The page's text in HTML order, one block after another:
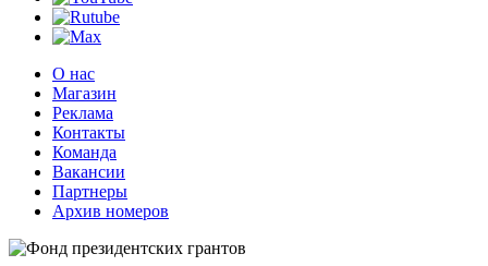
О нас
Магазин
Реклама
Контакты
Команда
Вакансии
Партнеры
Архив номеров